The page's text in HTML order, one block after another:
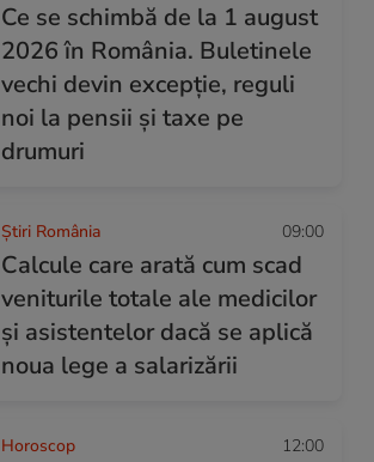
Ce se schimbă de la 1 august
2026 în România. Buletinele
vechi devin excepție, reguli
noi la pensii și taxe pe
drumuri
Știri România 09:00
Calcule care arată cum scad
veniturile totale ale medicilor
și asistentelor dacă se aplică
noua lege a salarizării
Horoscop 12:00